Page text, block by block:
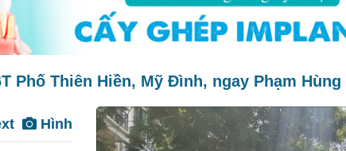
Phố Thiên Hiền, Mỹ Đình, ngay Phạm
Hình